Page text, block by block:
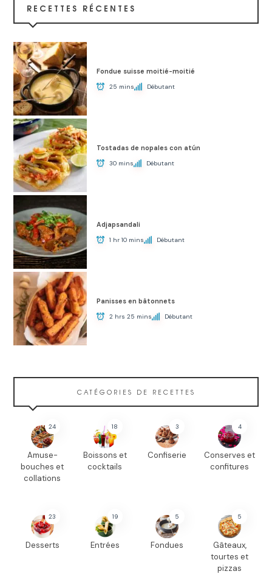
RECETTES RÉCENTES
Fondue suisse moitié-moitié
25 mins Débutant
Tostadas de nopales con atún
30 mins Débutant
Adjapsandali
1 hr 10 mins Débutant
Panisses en bâtonnets
2 hrs 25 mins Débutant
CATÉGORIES DE RECETTES
24
Amuse-
bouches et
collations
18
Boissons et
cocktails
3
Confiserie
4
Conserves et
confitures
23
Desserts
19
Entrées
5
Fondues
5
Gâteaux,
tourtes et
pizzas